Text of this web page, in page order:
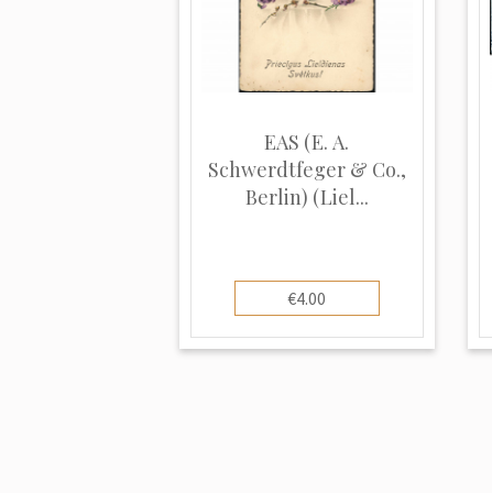
EAS (E. A.
Schwerdtfeger & Co.,
Berlin) (Liel...
€4.00